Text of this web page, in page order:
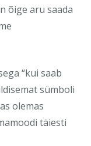
õige aru saada
“kui saab
sümboli
olemas
täiesti